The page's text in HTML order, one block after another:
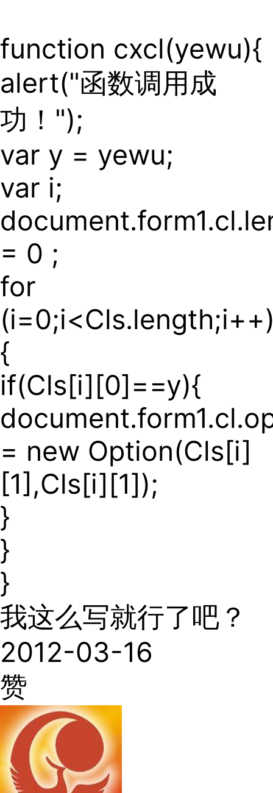
function cxcl(yewu){
alert("函数调用成
功！");
var y = yewu;
var i;
= 0 ;
for
{
if(Cls[i][0]==y){
= new Option(Cls[i]
[1],Cls[i][1]);
}
}
}
我这么写就行了吧？
2012-03-16
赞